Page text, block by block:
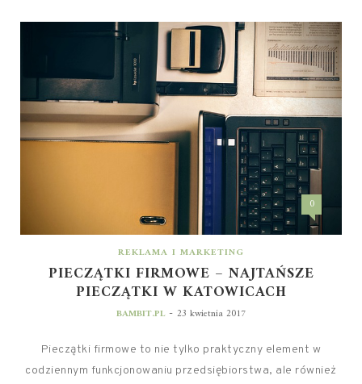
0
REKLAMA I MARKETING
PIECZĄTKI FIRMOWE – NAJTAŃSZE
PIECZĄTKI W KATOWICACH
BAMBIT.PL - 23 kwietnia 2017
Pieczątki firmowe to nie tylko praktyczny element w
codziennym funkcjonowaniu przedsiębiorstwa, ale również